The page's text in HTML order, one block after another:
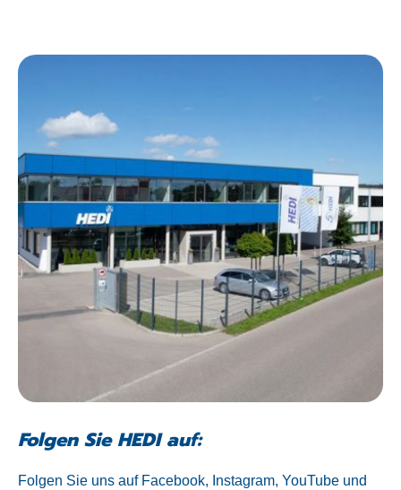
Folgen Sie HEDI auf:
Folgen Sie uns auf Facebook, Instagram, YouTube und